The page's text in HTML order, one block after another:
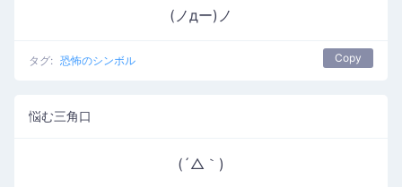
(ノдー)ノ
タグ: 恐怖のシンボル Copy
悩む三角口
(´△｀)